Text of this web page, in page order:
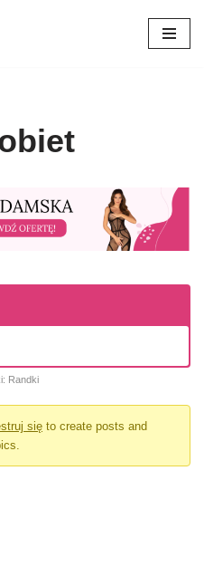
Randki
się to create posts and